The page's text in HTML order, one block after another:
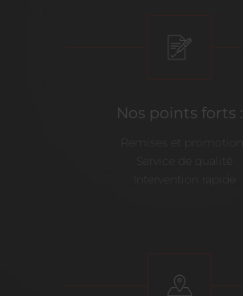
Nos points forts :
Remises et promotions
Service de qualité
Intervention rapide